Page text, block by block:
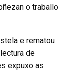
o traballo
e rematou
de
expuxo as